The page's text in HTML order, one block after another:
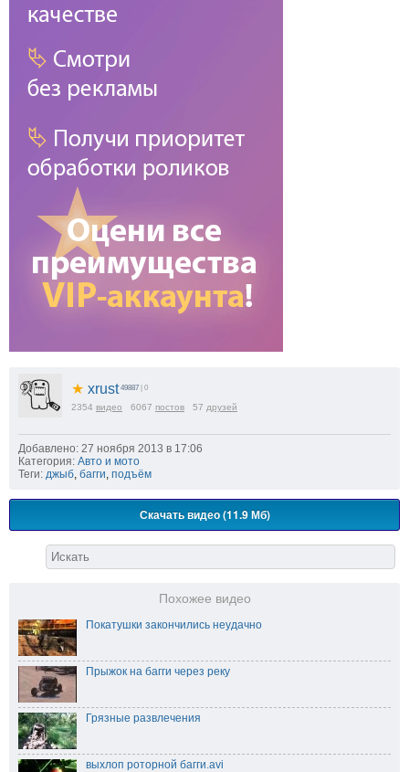
★ xrust 49887 | 0
2354 видео 6067 постов 57 друзей
Добавлено: 27 ноября 2013 в 17:06
Категория: Авто и мото
Теги: джыб багги подъём
Скачать видео (11.9 Мб)
Похожее видео
Покатушки закончились неудачно
Прыжок на багги через реку
Грязные развлечения
выхлоп роторной багги.avi